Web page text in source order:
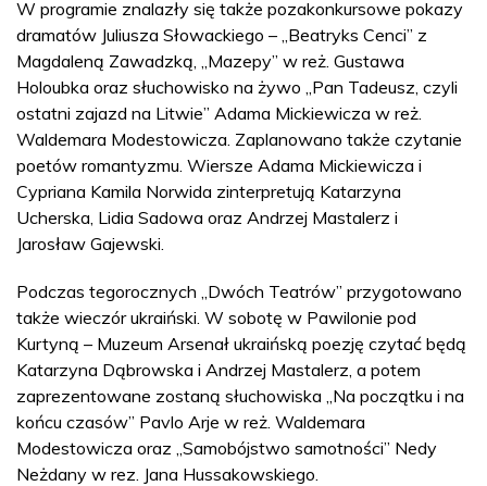
W programie znalazły się także pozakonkursowe pokazy
dramatów Juliusza Słowackiego – „Beatryks Cenci” z
Magdaleną Zawadzką, „Mazepy” w reż. Gustawa
Holoubka oraz słuchowisko na żywo „Pan Tadeusz, czyli
ostatni zajazd na Litwie” Adama Mickiewicza w reż.
Waldemara Modestowicza. Zaplanowano także czytanie
poetów romantyzmu. Wiersze Adama Mickiewicza i
Cypriana Kamila Norwida zinterpretują Katarzyna
Ucherska, Lidia Sadowa oraz Andrzej Mastalerz i
Jarosław Gajewski.
Podczas tegorocznych „Dwóch Teatrów” przygotowano
także wieczór ukraiński. W sobotę w Pawilonie pod
Kurtyną – Muzeum Arsenał ukraińską poezję czytać będą
Katarzyna Dąbrowska i Andrzej Mastalerz, a potem
zaprezentowane zostaną słuchowiska „Na początku i na
końcu czasów” Pavlo Arje w reż. Waldemara
Modestowicza oraz „Samobójstwo samotności” Nedy
Neżdany w rez. Jana Hussakowskiego.